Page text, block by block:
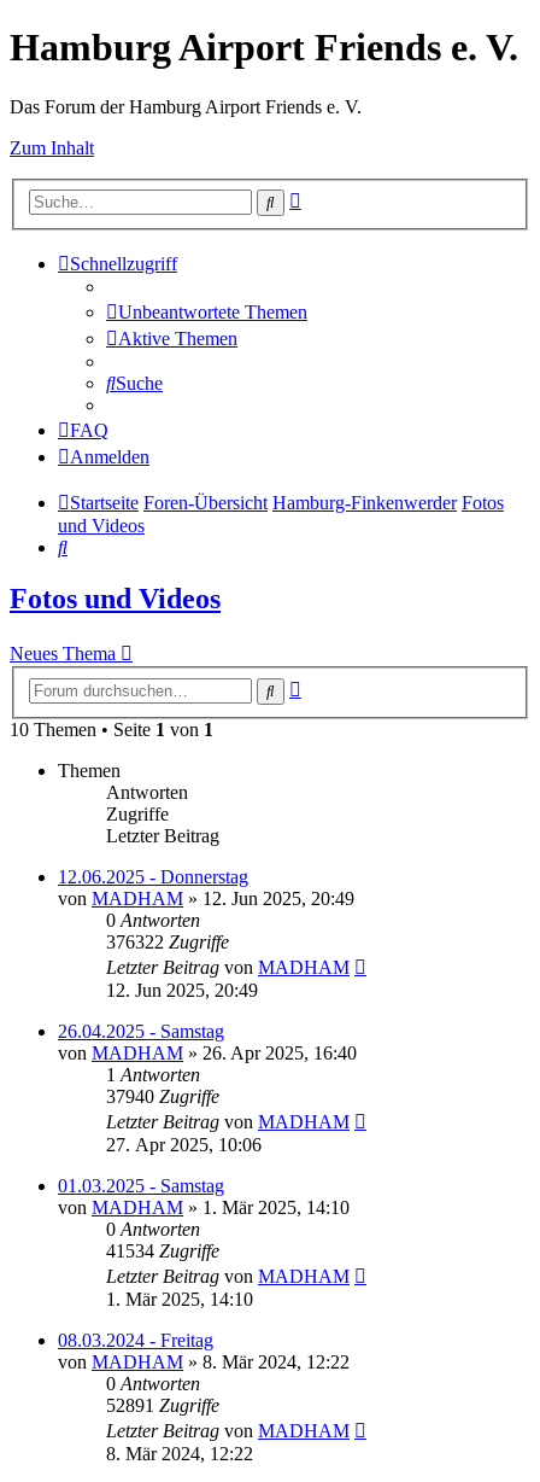
Hamburg Airport Friends e. V.
Das Forum der Hamburg Airport Friends e. V.
Zum Inhalt
Suche
Schnellzugriff
Unbeantwortete Themen
Aktive Themen
Suche
FAQ
Anmelden
Startseite Foren-Übersicht Hamburg-Finkenwerder Fotos
und Videos
Suche
Fotos und Videos
Neues Thema
Suche
10 Themen • Seite 1 von 1
Themen
Antworten
Zugriffe
Letzter Beitrag
12.06.2025 - Donnerstag
von MADHAM » 12. Jun 2025, 20:49
0 Antworten
376322 Zugriffe
Letzter Beitrag von MADHAM
12. Jun 2025, 20:49
26.04.2025 - Samstag
von MADHAM » 26. Apr 2025, 16:40
1 Antworten
37940 Zugriffe
Letzter Beitrag von MADHAM
27. Apr 2025, 10:06
01.03.2025 - Samstag
von MADHAM » 1. Mär 2025, 14:10
0 Antworten
41534 Zugriffe
Letzter Beitrag von MADHAM
1. Mär 2025, 14:10
08.03.2024 - Freitag
von MADHAM » 8. Mär 2024, 12:22
0 Antworten
52891 Zugriffe
Letzter Beitrag von MADHAM
8. Mär 2024, 12:22